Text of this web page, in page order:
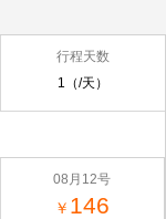
行程天数
1（/天）
08月12号
￥ 146